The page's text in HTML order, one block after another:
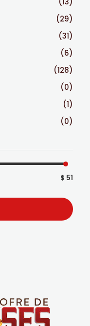
(29)
(31)
(6)
(128)
(0)
(1)
(0)
$ 51